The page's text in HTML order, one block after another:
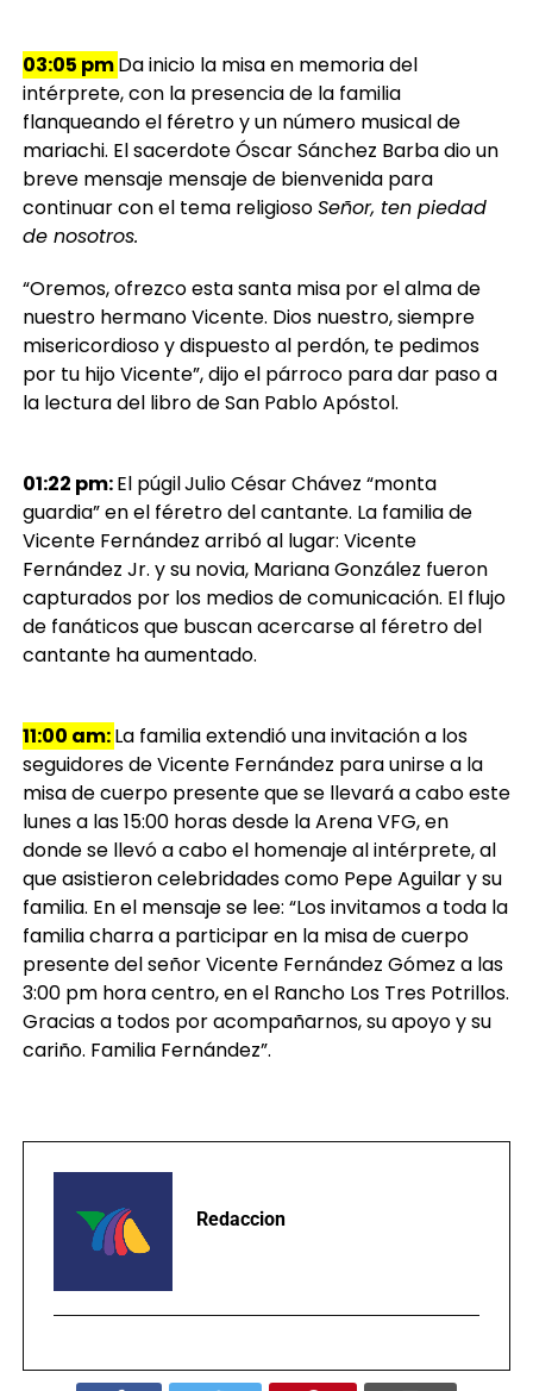
03:05 pmDa inicio la misa en memoria del
intérprete, con la presencia de la familia
flanqueando el féretro y un número musical de
mariachi. El sacerdote Óscar Sánchez Barba dio un
breve mensaje mensaje de bienvenida para
continuar con el tema religiosoSeñor, ten piedad
de nosotros.
“Oremos, ofrezco esta santa misa por el alma de
nuestro hermano Vicente. Dios nuestro, siempre
misericordioso y dispuesto al perdón, te pedimos
por tu hijo Vicente”, dijo el párroco para dar paso a
la lectura del libro de San Pablo Apóstol.
01:22 pm:El púgilJulio César Chávez “monta
guardia” en el féretro del cantante. La familia de
Vicente Fernández arribó al lugar: Vicente
Fernández Jr. y su novia, Mariana González fueron
capturados por los medios de comunicación. El flujo
de fanáticos que buscan acercarse al féretro del
cantante ha aumentado.
11:00 am:La familia extendió una invitación a los
seguidores de Vicente Fernández para unirse a la
misa de cuerpo presente que se llevará a cabo este
lunes a las 15:00 horas desde la Arena VFG, en
donde se llevó a cabo el homenaje al intérprete, al
que asistieron celebridades como Pepe Aguilar y su
familia. En el mensaje se lee: “Los invitamos a toda la
familia charra a participar en la misa de cuerpo
presente del señor Vicente Fernández Gómez a las
3:00 pm hora centro, en el Rancho Los Tres Potrillos.
Gracias a todos por acompañarnos, su apoyo y su
cariño. Familia Fernández”.
Redaccion